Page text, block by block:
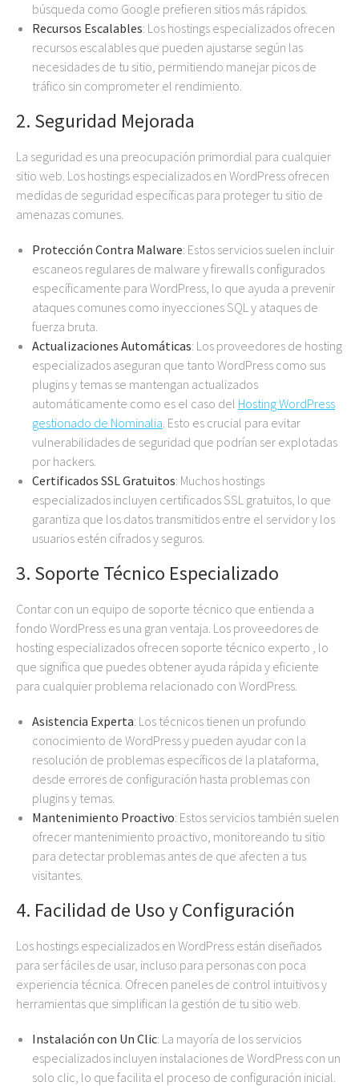
búsqueda como Google prefieren sitios más rápidos.
Recursos Escalables: Los hostings especializados ofrecen
recursos escalables que pueden ajustarse según las
necesidades de tu sitio, permitiendo manejar picos de
tráfico sin comprometer el rendimiento.
2. Seguridad Mejorada
La seguridad es una preocupación primordial para cualquier
sitio web. Los hostings especializados en WordPress ofrecen
medidas de seguridad específicas para proteger tu sitio de
amenazas comunes.
Protección Contra Malware: Estos servicios suelen incluir
escaneos regulares de malware y firewalls configurados
específicamente para WordPress, lo que ayuda a prevenir
ataques comunes como inyecciones SQL y ataques de
fuerza bruta.
Actualizaciones Automáticas: Los proveedores de hosting
especializados aseguran que tanto WordPress como sus
plugins y temas se mantengan actualizados
automáticamente como es el caso del Hosting WordPress
gestionado de Nominalia. Esto es crucial para evitar
vulnerabilidades de seguridad que podrían ser explotadas
por hackers.
Certificados SSL Gratuitos: Muchos hostings
especializados incluyen certificados SSL gratuitos, lo que
garantiza que los datos transmitidos entre el servidor y los
usuarios estén cifrados y seguros.
3. Soporte Técnico Especializado
Contar con un equipo de soporte técnico que entienda a
fondo WordPress es una gran ventaja. Los proveedores de
hosting especializados ofrecen soporte técnico experto , lo
que significa que puedes obtener ayuda rápida y eficiente
para cualquier problema relacionado con WordPress.
Asistencia Experta: Los técnicos tienen un profundo
conocimiento de WordPress y pueden ayudar con la
resolución de problemas específicos de la plataforma,
desde errores de configuración hasta problemas con
plugins y temas.
Mantenimiento Proactivo: Estos servicios también suelen
ofrecer mantenimiento proactivo, monitoreando tu sitio
para detectar problemas antes de que afecten a tus
visitantes.
4. Facilidad de Uso y Configuración
Los hostings especializados en WordPress están diseñados
para ser fáciles de usar, incluso para personas con poca
experiencia técnica. Ofrecen paneles de control intuitivos y
herramientas que simplifican la gestión de tu sitio web.
Instalación con Un Clic: La mayoría de los servicios
especializados incluyen instalaciones de WordPress con un
solo clic, lo que facilita el proceso de configuración inicial.